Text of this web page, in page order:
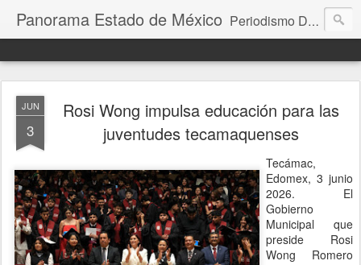
Panorama Estado de México Periodismo Digital
JUN
3
Rosi Wong impulsa educación para las
juventudes tecamaquenses
Tecámac,
Edomex, 3 junio
2026. El
Gobierno
Municipal que
preside Rosi
Wong Romero